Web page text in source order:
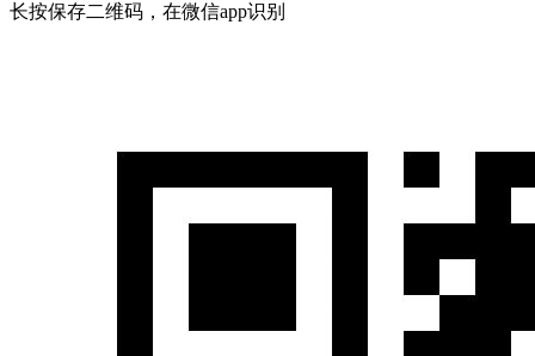
长按保存二维码，在微信app识别